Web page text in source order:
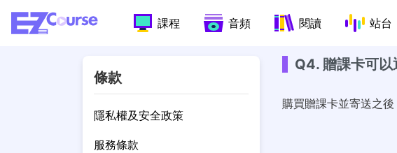
課程 音頻 閱讀 站台
條款
隱私權及安全政策
服務條款
Q4. 贈課卡可以
購買贈課卡並寄送之後